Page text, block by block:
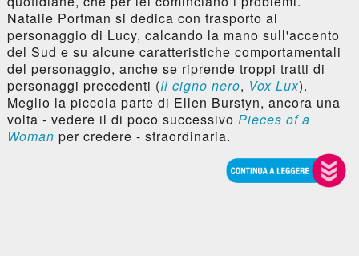
Natalie Portman si dedica con trasporto al
personaggio di Lucy, calcando la mano sull'accento
del Sud e su alcune caratteristiche comportamentali
del personaggio, anche se riprende troppi tratti di
personaggi precedenti (Il cigno nero, Vox Lux).
Meglio la piccola parte di Ellen Burstyn, ancora una
volta - vedere il di poco successivo Pieces of a
Woman per credere - straordinaria.